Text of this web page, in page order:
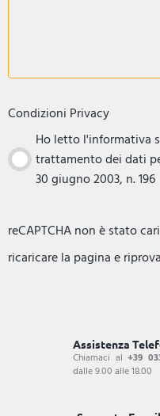
Condizioni Privacy
Ho letto l'informativa
trattamento dei dati
30 giugno 2003, n. 196
reCAPTCHA non è stato
ricaricare la pagina e
Assistenza
Chiamaci al+39
dalle 9.00 alle 18.00